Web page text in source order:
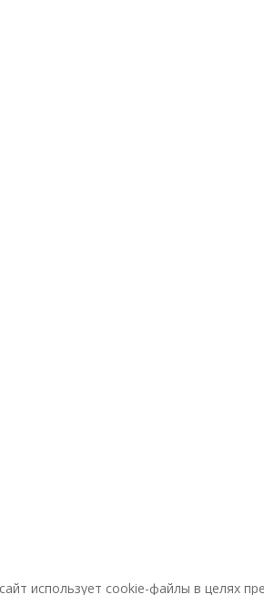
использует cookie-файлы в целях